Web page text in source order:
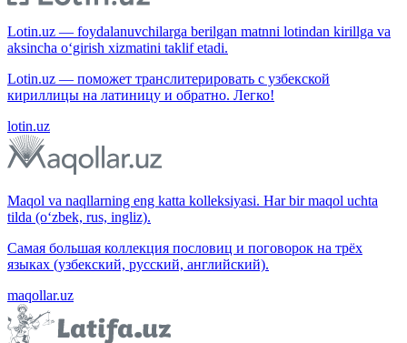
Lotin.uz — foydalanuvchilarga berilgan matnni lotindan kirillga va
aksincha o‘girish xizmatini taklif etadi.
Lotin.uz — поможет транслитерировать с узбекской
кириллицы на латиницу и обратно. Легко!
lotin.uz
Maqol va naqllarning eng katta kolleksiyasi. Har bir maqol uchta
tilda (o‘zbek, rus, ingliz).
Самая большая коллекция пословиц и поговорок на трёх
языках (узбекский, русский, английский).
maqollar.uz